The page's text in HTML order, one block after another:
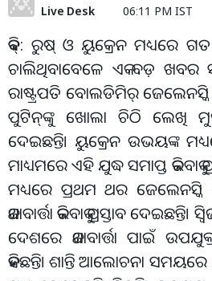
Live Desk
06:11 PM IST
କିବ୍‌: ରୁଷ୍ ଓ ୟୁକ୍ରେନ ମଧ୍ୟରେ ଗତ
ଚାଲିଥିବାବେଳେ ଏକ ବଡ଼ ଖବର
ରାଷ୍ଟ୍ରପତି ବୋଲଡିମିର୍‌ ଜେଲେନସ୍କି
ପୁଟିନ୍‌ଙ୍କୁ ଖୋଲା ଚିଠି ଲେଖି
ଦେଇଛନ୍ତି। ୟୁକ୍ରେନ ଉଭୟଙ୍କ
ମାଧ୍ୟମରେ ଏହି ଯୁଦ୍ଧ ସମାପ୍ତ କରିବାକୁ
ମଧ୍ୟରେ ପ୍ରଥମ ଥର ଜେଲେନସ୍କି
କଥାବାର୍ତ୍ତା କରିବାକୁ ପ୍ରସ୍ତାବ ଦେଇଛନ୍ତି।
ଦେଶରେ କଥାବାର୍ତ୍ତା ପାଇଁ
କହିଛନ୍ତି। ଶାନ୍ତି ଆଲୋଚନା